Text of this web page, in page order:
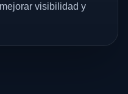
visibilidad y